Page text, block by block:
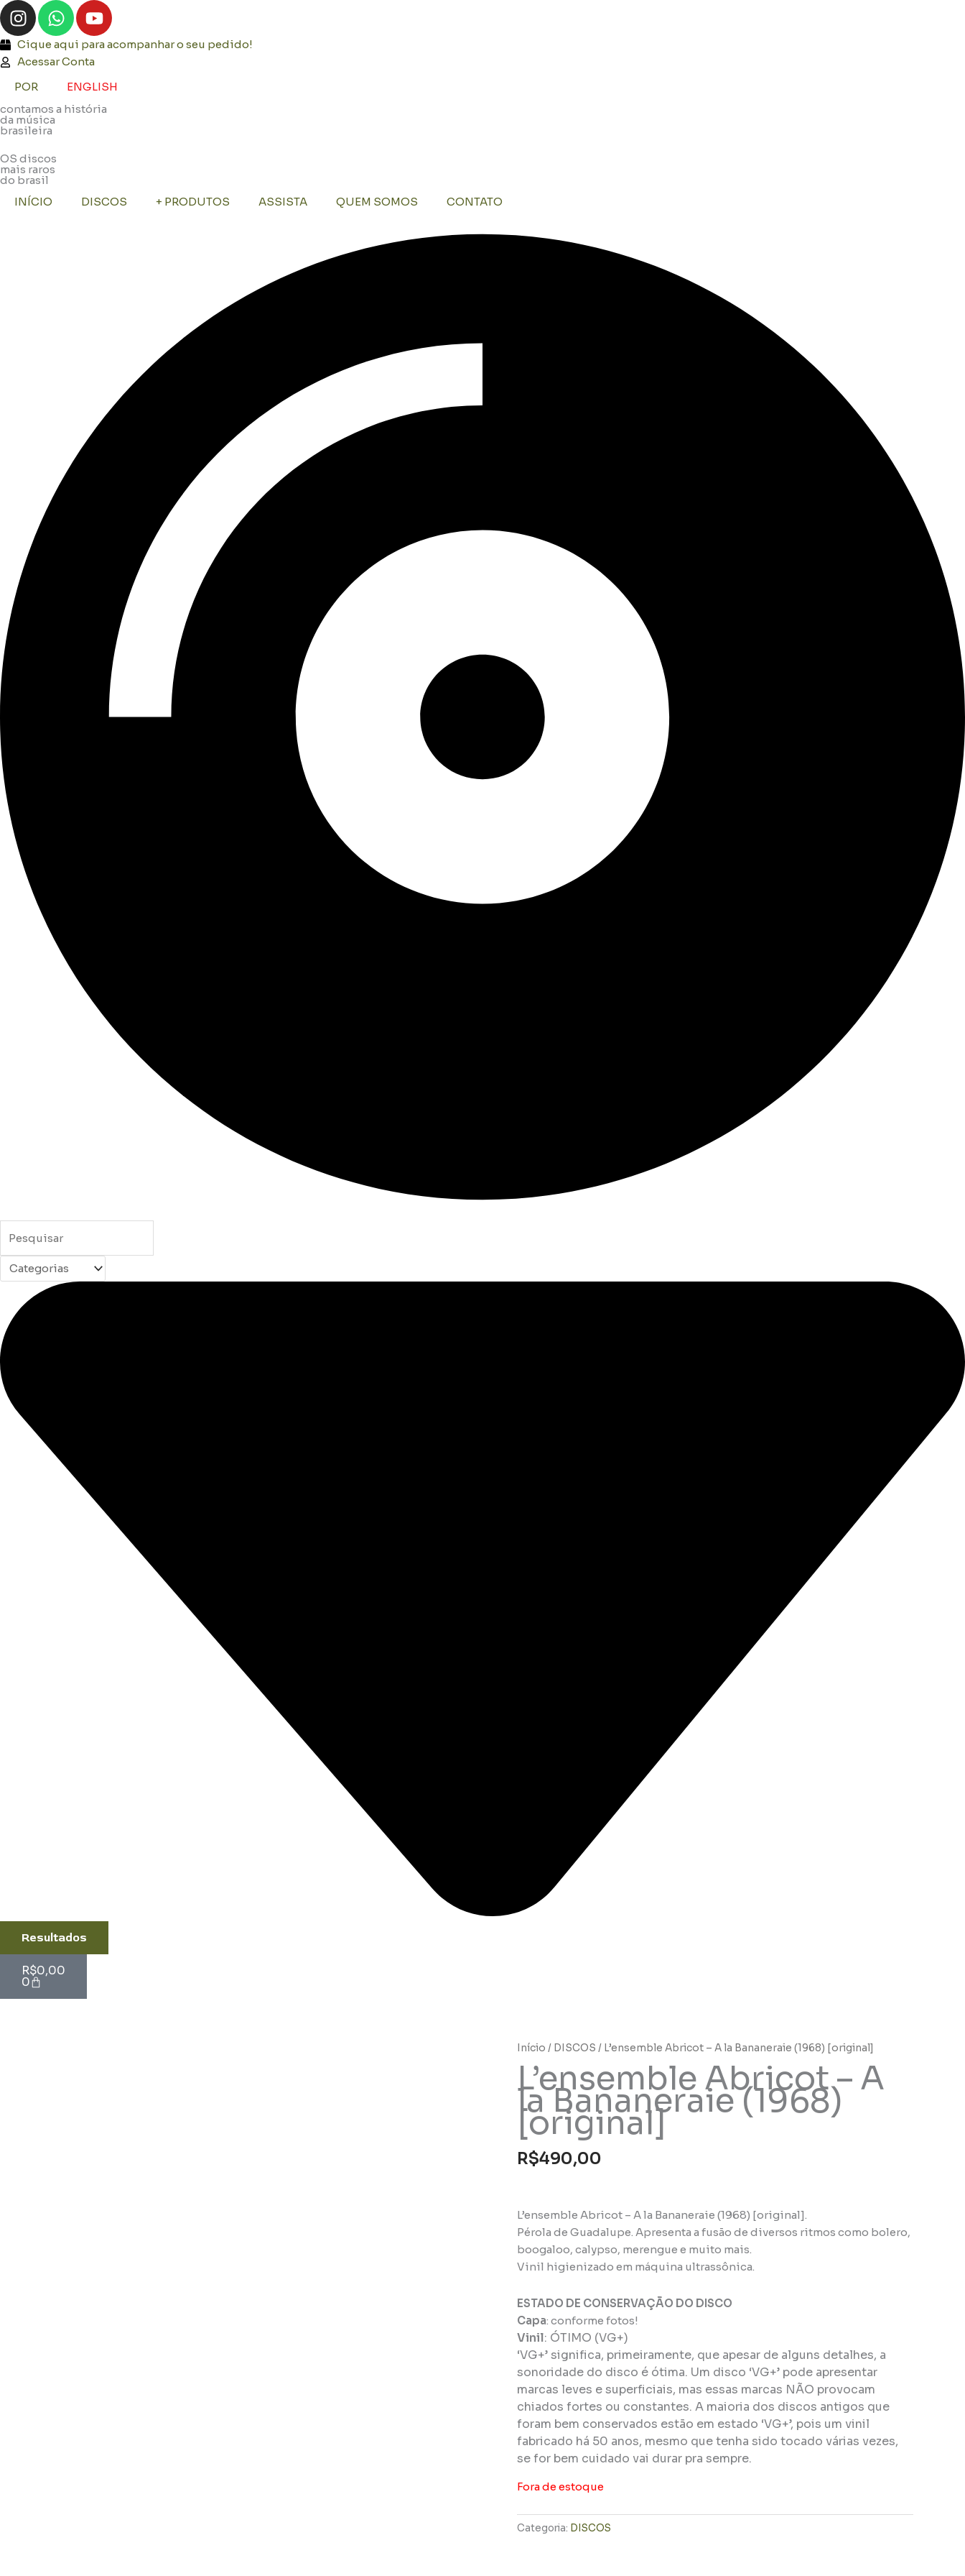
Ir
para
o
conteúdo
I
n
s
t
a
g
r
a
m
W
h
a
t
p
Y
o
u
t
u
b
e
Cique aqui para acompanhar o seu pedido!
Acessar Conta
POR
ENGLISH
contamos a história
da música
brasileira
OS discos
mais raros
do brasil
INÍCIO
DISCOS + PRODUTOS ASSISTA QUEM SOMOS
CONTATO
Resultados
R$0,00
0
Cart
Início / DISCOS / L’ensemble Abricot – A la Bananeraie (1968) [original]
L’ensemble Abricot – A
la Bananeraie (1968)
[original]
R$490,00
L’ensemble Abricot – A la Bananeraie (1968) [original].
Pérola de Guadalupe. Apresenta a fusão de diversos ritmos como bolero,
boogaloo, calypso, merengue e muito mais.
Vinil higienizado em máquina ultrassônica.
ESTADO DE CONSERVAÇÃO DO DISCO
Capa: conforme fotos!
Vinil: ÓTIMO (VG+)
‘VG+’ significa, primeiramente, que apesar de alguns detalhes, a
sonoridade do disco é ótima. Um disco ‘VG+’ pode apresentar
marcas leves e superficiais, mas essas marcas NÃO provocam
chiados fortes ou constantes. A maioria dos discos antigos que
foram bem conservados estão em estado ‘VG+’, pois um vinil
fabricado há 50 anos, mesmo que tenha sido tocado várias vezes,
se for bem cuidado vai durar pra sempre.
Fora de estoque
Categoria: DISCOS